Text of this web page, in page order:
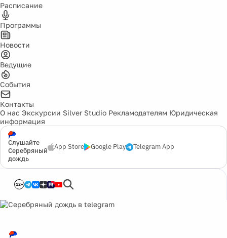
Расписание
Программы
Новости
Ведущие
События
Контакты
О нас Экскурсии Silver Studio Рекламодателям Юридическая
информация
Слушайте
Серебряный
дождь
App Store Google Play Telegram App
12+